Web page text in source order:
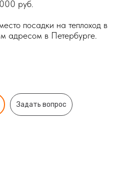
руб.
посадки на теплоход в
адресом в Петербурге.
Задать вопрос